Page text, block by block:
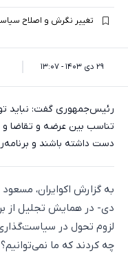
تغییر نگرش و اصلاح
۲۹ دی ۱۴۰۳ - ۱۳:۰۷
رئیس‌جمهوری گفت: نباید
تناسب بین عرضه و تقاضا و
دست داشته باشند و
دی‌- در همایش تجلیل از
لزوم تحول در
چه کردند که ما